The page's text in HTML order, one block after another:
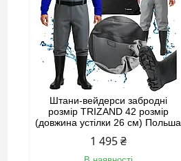
Штани-вейдерси забродні
розмір TRIZAND 42 розмір
(довжина устілки 26 см) Польша
1 495 ₴